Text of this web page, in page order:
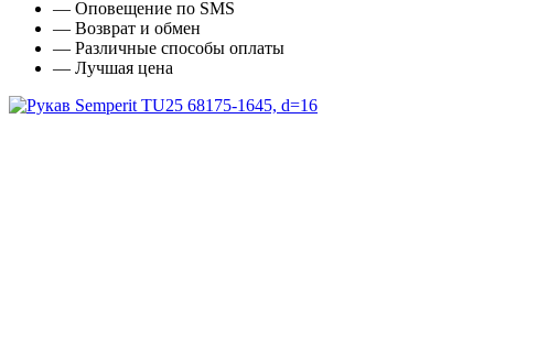
— Оповещение по SMS
— Возврат и обмен
— Различные способы оплаты
— Лучшая цена